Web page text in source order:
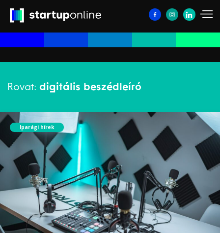
Rovat: digitális beszédleíró
Iparági hírek